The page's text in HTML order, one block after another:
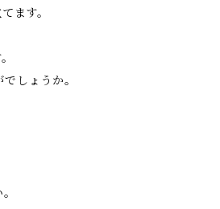
ます。
しょうか。